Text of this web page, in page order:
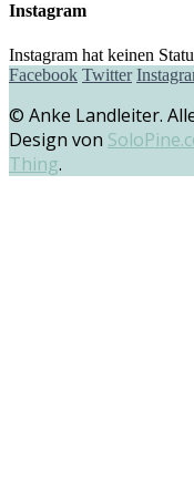
Instagram
Instagram hat keinen
Facebook Twitter
© Anke Landleiter.
Design von
Thing.